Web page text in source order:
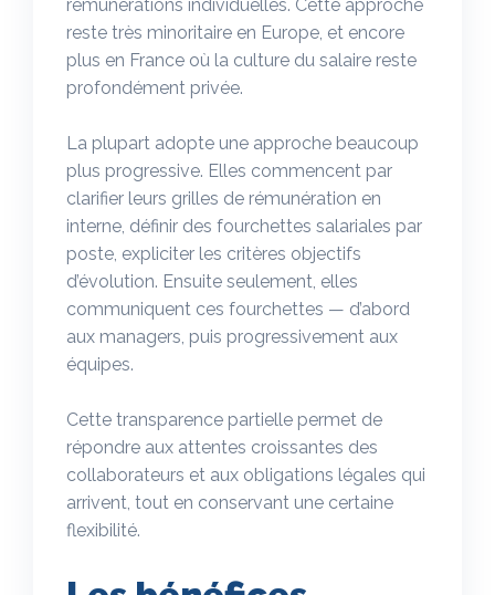
rémunérations individuelles. Cette approche
reste très minoritaire en Europe, et encore
plus en France où la culture du salaire reste
profondément privée.
La plupart adopte une approche beaucoup
plus progressive. Elles commencent par
clarifier leurs grilles de rémunération en
interne, définir des fourchettes salariales par
poste, expliciter les critères objectifs
d’évolution. Ensuite seulement, elles
communiquent ces fourchettes — d’abord
aux managers, puis progressivement aux
équipes.
Cette transparence partielle permet de
répondre aux attentes croissantes des
collaborateurs et aux obligations légales qui
arrivent, tout en conservant une certaine
flexibilité.